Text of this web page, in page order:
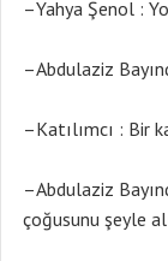
–Yahya Şenol :
–Abdulaziz
–Katılımcı : Bir
–Abdulaziz
çoğusunu şeyle